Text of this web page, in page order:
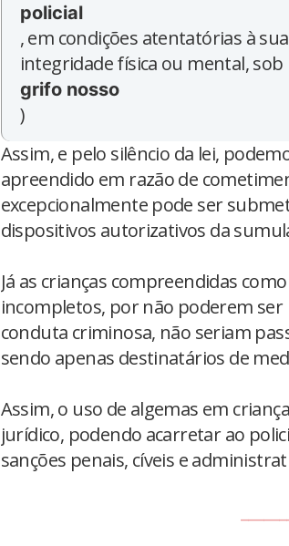
policial
, em condições atentatórias à
integridade física ou mental,
grifo nosso
)
Assim, e pelo silêncio da lei,
apreendido em razão de
excepcionalmente pode ser
dispositivos autorizativos da
Já as crianças compreendidas
incompletos, por não poderem
conduta criminosa, não seriam
sendo apenas destinatários de
Assim, o uso de algemas em
jurídico, podendo acarretar ao
sanções penais, cíveis e